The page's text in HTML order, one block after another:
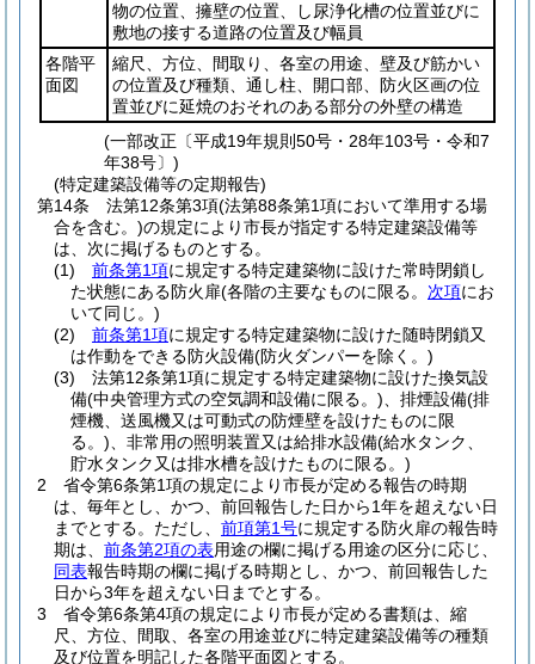
物の位置、擁壁の位置、し尿浄化槽の位置並びに
敷地の接する道路の位置及び幅員
各階平
面図
縮尺、方位、間取り、各室の用途、壁及び筋かい
の位置及び種類、通し柱、開口部、防火区画の位
置並びに延焼のおそれのある部分の外壁の構造
(一部改正〔平成19年規則50号・28年103号・令和7
年38号〕)
(特定建築設備等の定期報告)
第14条
法第12条第3項(法第88条第1項において準用する場
合を含む。)の規定により市長が指定する特定建築設備等
は、次に掲げるものとする。
(1)
前条第1項に規定する特定建築物に設けた常時閉鎖し
た状態にある防火扉(各階の主要なものに限る。 次項にお
いて同じ。)
(2)
前条第1項に規定する特定建築物に設けた随時閉鎖又
は作動をできる防火設備(防火ダンパーを除く。)
(3)
法第12条第1項に規定する特定建築物に設けた換気設
備(中央管理方式の空気調和設備に限る。) 、排煙設備(排
煙機、送風機又は可動式の防煙壁を設けたものに限
る。) 、非常用の照明装置又は給排水設備(給水タンク、
貯水タンク又は排水槽を設けたものに限る。)
2
省令第6条第1項の規定により市長が定める報告の時期
は、毎年とし、かつ、前回報告した日から1年を超えない日
までとする。 ただし、 前項第1号に規定する防火扉の報告時
期は、 前条第2項の表用途の欄に掲げる用途の区分に応じ、
同表報告時期の欄に掲げる時期とし、かつ、前回報告した
日から3年を超えない日までとする。
3
省令第6条第4項の規定により市長が定める書類は、縮
尺、方位、間取、各室の用途並びに特定建築設備等の種類
及び位置を明記した各階平面図とする。